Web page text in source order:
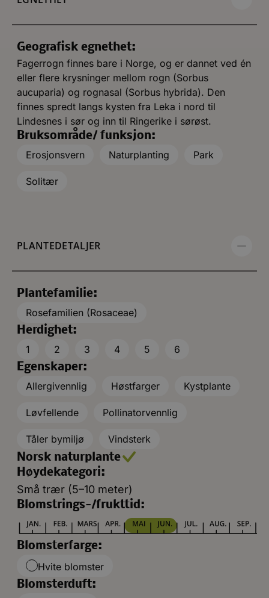
Geografisk egnethet:
Fagerrogn finnes bare i Norge, og er dannet ved én
eller flere krysninger mellom rogn (Sorbus
aucuparia) og rognasal (Sorbus hybrida). Den
finnes spredt langs kysten fra Leka i nord til
Lindesnes i sør og inn til Ringerike i sørøst.
Bruksområde/ funksjon:
Erosjonsvern
Naturplanting Park
Solitær
PLANTEDETALJER
Plantefamilie:
Rosefamilien (Rosaceae)
Herdighet:
1
2 3 4 5
6
Egenskaper:
Allergivennlig
Høstfarger Kystplante
Løvfellende Pollinatorvennlig
Tåler bymiljø
Vindsterk
Norsk naturplante
Høydekategori:
Små trær (5–10 meter)
Blomstrings-/frukttid:
Blomsterfarge:
Hvite blomster
Blomsterduft: